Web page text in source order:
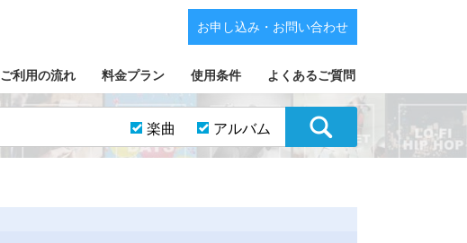
ご利用の流れ 料金プラン 使用条件 よくあるご質問
お申し込み・お問い合わせ
楽曲 アルバム